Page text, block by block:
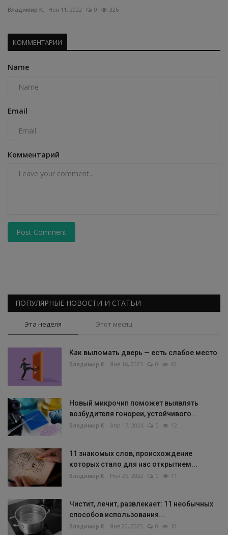
Владимир К. Ноя 11, 2022 0 326
КОММЕНТАРИИ
Name
Email
Комментарий
Post Comment
ПОПУЛЯРНЫЕ НОВОСТИ И СТАТЬИ
Эта неделя Этот месяц
Как выломать дверь — есть слабое место
Владимир К. Янв 16, 2023 0 40
Новый микрочип поможет выявлять
возбудителя гонореи, устойчивого...
Владимир К. Апр 17, 2024 0 12
11 знакомых слов, происхождение
которых стало для нас открытием...
Владимир К. Ноя 25, 2022 0 11
Чистит, лечит, развлекает: 11 необычных
способов использования...
Владимир К. Янв 20, 2023 0 10